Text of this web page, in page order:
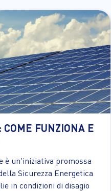
COME FUNZIONA E
è un'iniziativa promossa
Sicurezza Energetica
in condizioni di disagio